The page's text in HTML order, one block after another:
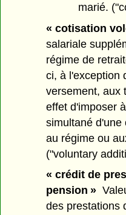
marié.
« cotisation
salariale
régime de
ci, à l'exception
versement, aux
effet d'imposer
simultané d'une
au régime ou
("voluntary
« crédit de
pension »
des prestations